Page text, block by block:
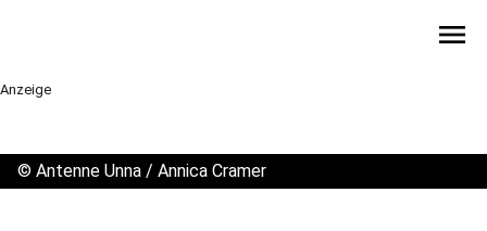
menu
Anzeige
© Antenne Unna / Annica Cramer